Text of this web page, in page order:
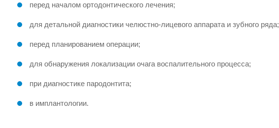
перед началом ортодонтического лечения;
для детальной диагностики челюстно-лицевого аппарата и зубного ряда;
перед планированием операции;
для обнаружения локализации очага воспалительного процесса;
при диагностике пародонтита;
в имплантологии.